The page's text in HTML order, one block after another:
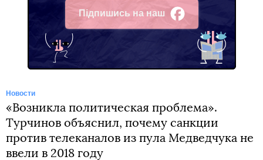
Підпишись на наш
Facebook
Новости
«Возникла политическая проблема».
Турчинов объяснил, почему санкции
против телеканалов из пула Медведчука не
ввели в 2018 году